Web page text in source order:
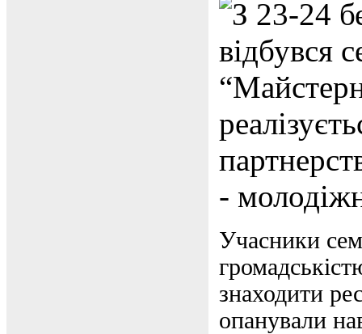
З 23-24
відбувся
-
Учасники
знаходити
опанували